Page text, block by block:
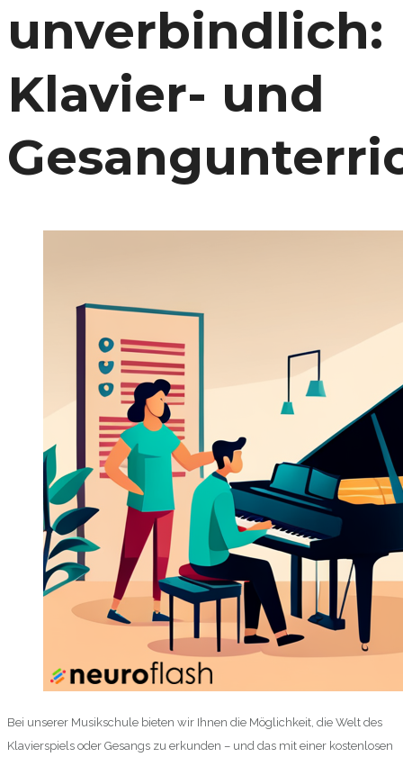
unverbindlich:
Klavier- und
Bei unserer Musikschule bieten wir Ihnen die Möglichkeit, die Welt des
Klavierspiels oder Gesangs zu erkunden – und das mit einer kostenlosen